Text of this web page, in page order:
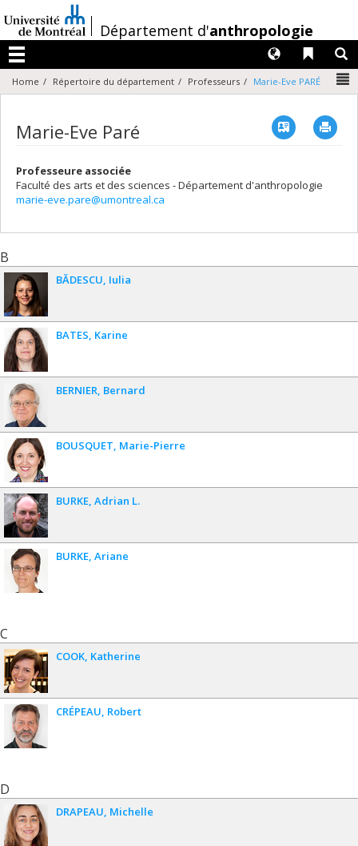
au
contenu
/Département d'anthropologie
Menu
Liens
Langues
Home Répertoire du département Professeurs Marie-Eve PARÉ
Marie-Eve Paré Vcard
Professeure associée
Faculté des arts et des sciences - Département d'anthropologie
marie-eve.pare@umontreal.ca
B
BĂDESCU Iulia
BATES Karine
BERNIER Bernard
BOUSQUET Marie-Pierre
BURKE Adrian L.
BURKE Ariane
C
COOK Katherine
CRÉPEAU Robert
D
DRAPEAU Michelle